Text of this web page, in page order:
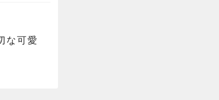
な可愛